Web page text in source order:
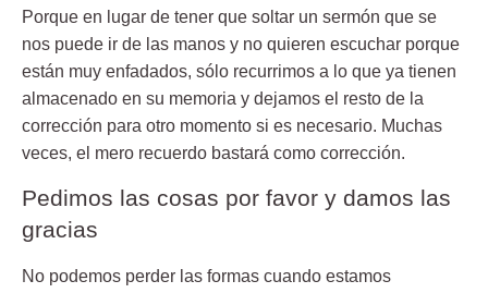
Porque en lugar de tener que soltar un sermón que se
nos puede ir de las manos y no quieren escuchar porque
están muy enfadados, sólo recurrimos a lo que ya tienen
almacenado en su memoria y dejamos el resto de la
corrección para otro momento si es necesario. Muchas
veces, el mero recuerdo bastará como corrección.
Pedimos las cosas por favor y damos las
gracias
No podemos perder las formas cuando estamos